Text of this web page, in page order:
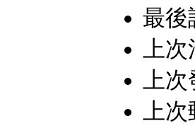
最後
上
上
上